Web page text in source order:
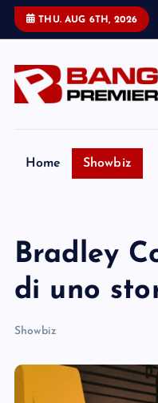
THU. AUG 6TH, 2026
Home Showbiz
Bradley
di uno
Showbiz